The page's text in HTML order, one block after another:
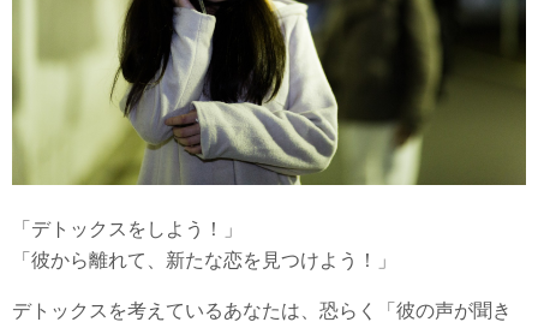
「デトックスをしよう！」
「彼から離れて、新たな恋を見つけよう！」
デトックスを考えているあなたは、恐らく「彼の声が聞き